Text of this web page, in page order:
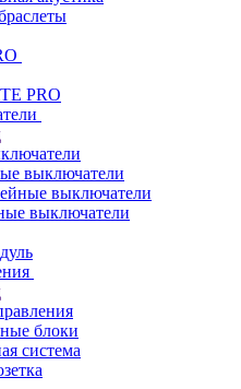
PRO
выключатели
выключатели
выключатели
блоки
система